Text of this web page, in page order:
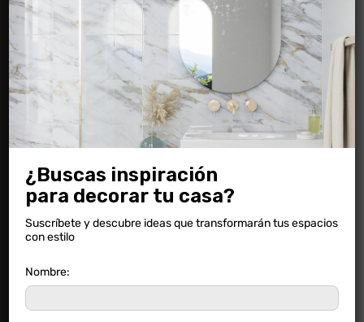
Información
Preguntas frecuentes
Novedades
Ambientaciones
Contacto
Contacto
¿Buscas inspiración
para decorar tu casa?
Suscríbete y descubre ideas que transformarán tus espacios
con estilo
Nombre: